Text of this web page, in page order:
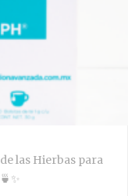
las Hierbas para